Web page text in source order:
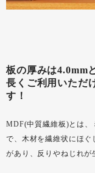
板の厚みは4.0mm
長くご利用いただ
す！
MDF(中質繊維板)とは、
で、木材を繊維状にほ
があり、反りやねじれが